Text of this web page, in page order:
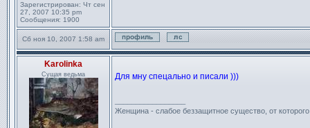
Зарегистрирован: Чт сен
27, 2007 10:35 pm
Сообщения: 1900
Сб ноя 10, 2007 1:58 am
Профиль
Отправить личное
Karolinka
Сущая ведьма Для мну спецально и писали )))
Женщина - слабое беззащитное существо, от